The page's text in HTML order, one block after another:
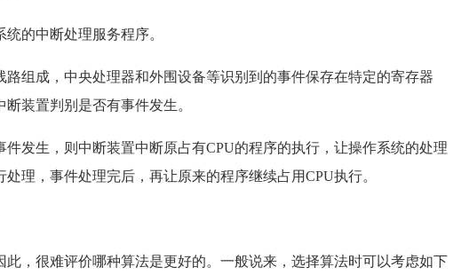
的中断处理服务程序。
成，中央处理器和外围设备等识别到的事件保存在特定的寄存器
装置判别是否有事件发生。
生，则中断装置中断原占有CPU的程序的执行，让操作系统的处理
理，事件处理完后，再让原来的程序继续占用CPU执行。
很难评价哪种算法是更好的。一般说来，选择算法时可以考虑如下